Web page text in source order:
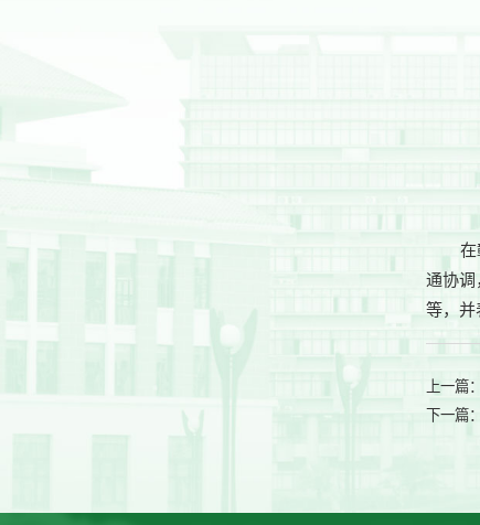
在
通协调
等，并
上一篇：
下一篇：